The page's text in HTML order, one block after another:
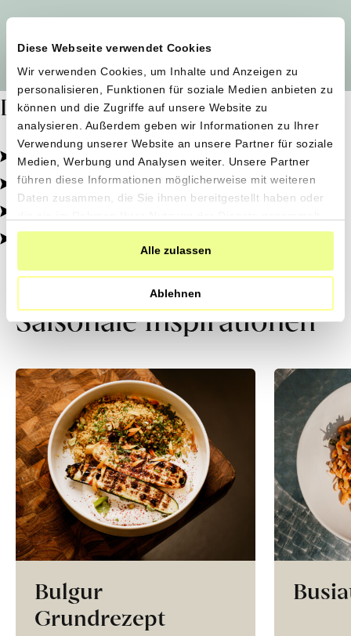
Diese Webseite verwendet Cookies
Wir verwenden Cookies, um Inhalte und Anzeigen zu
personalisieren, Funktionen für soziale Medien anbieten zu
können und die Zugriffe auf unsere Website zu
analysieren. Außerdem geben wir Informationen zu Ihrer
Verwendung unserer Website an unsere Partner für soziale
Medien, Werbung und Analysen weiter. Unsere Partner
führen diese Informationen möglicherweise mit weiteren
Daten zusammen, die Sie ihnen bereitgestellt haben oder
haben.
Alle zulassen
Ablehnen
Dafür stehen wir
Pestizidfrei angebaut, schonend verarbeitet.
Natürliche Zutaten, echter Geschmack.
Von kleinen Höfen, direkt zu dir.
100% transparent, 0% Zusatzstoffe.
Saisonale Inspirationen
Bulgur
Grundrezept